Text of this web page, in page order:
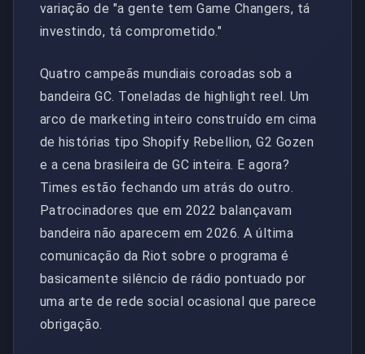
variação de "a gente tem Game Changers, tá
investindo, tá comprometido."
Quatro campeãs mundiais coroadas sob a
bandeira GC. Toneladas de highlight reel. Um
arco de marketing inteiro construído em cima
de histórias tipo Shopify Rebellion, G2 Gozen
e a cena brasileira de GC inteira. E agora?
Times estão fechando um atrás do outro.
Patrocinadores que em 2022 balançavam
bandeira não aparecem em 2026. A última
comunicação da Riot sobre o programa é
basicamente silêncio de rádio pontuado por
uma arte de rede social ocasional que parece
obrigação.